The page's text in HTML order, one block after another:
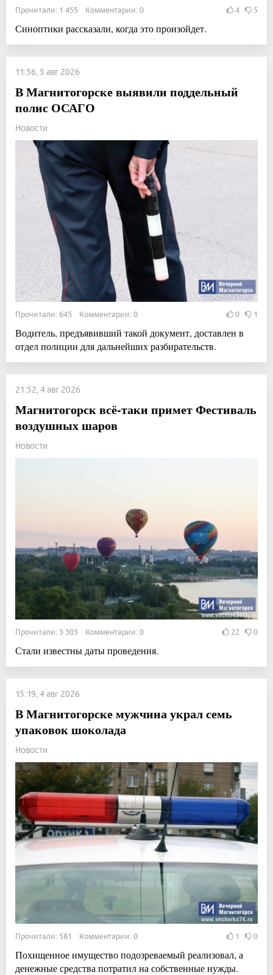
Прочитали: 1 455 Комментарии: 0 4 5
Синоптики рассказали, когда это произойдет.
11:56, 5 авг 2026
В Магнитогорске выявили поддельный
полис ОСАГО
Новости
Прочитали: 645 Комментарии: 0 0 1
Водитель, предъявивший такой документ, доставлен в
отдел полиции для дальнейших разбирательств.
21:52, 4 авг 2026
Магнитогорск всё-таки примет Фестиваль
воздушных шаров
Новости
Прочитали: 3 303 Комментарии: 0 22 0
Стали известны даты проведения.
15:19, 4 авг 2026
В Магнитогорске мужчина украл семь
упаковок шоколада
Новости
Прочитали: 581 Комментарии: 0 1 0
Похищенное имущество подозреваемый реализовал, а
денежные средства потратил на собственные нужды.